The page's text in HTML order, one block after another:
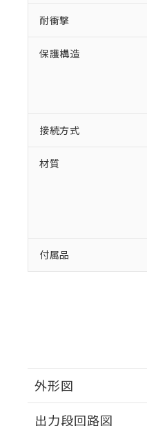
耐衝撃
保護構造
接続方式
材質
付属品
外形図
出力段回路図